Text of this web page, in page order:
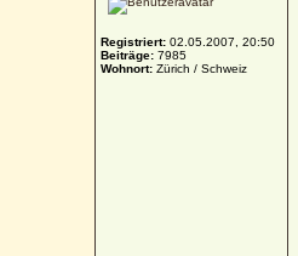
Registriert: 02.05.2007, 20:50
Beiträge: 7985
Wohnort: Zürich / Schweiz